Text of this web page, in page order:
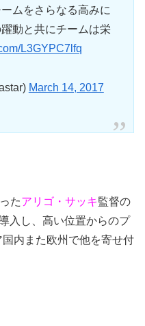
ムをさらなる高みに
動と共にチームは栄
L3GYPC7lfq
March 14, 2017
たアリゴ・サッキ監督の
入し、高い位置からのプ
内また欧州で他を寄せ付